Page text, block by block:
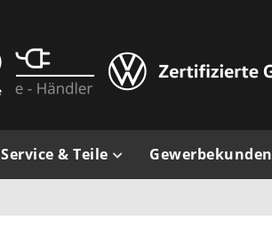
Service & Teile Gewerbekunden